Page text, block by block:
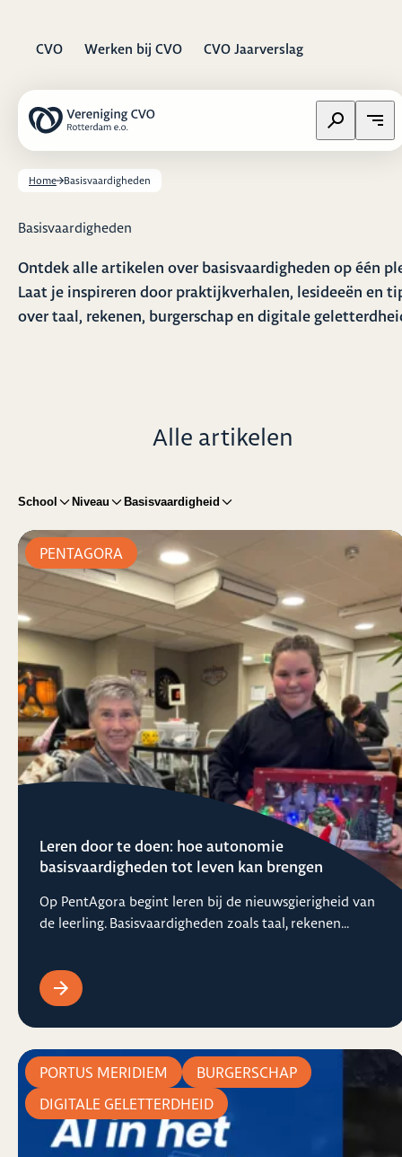
CVO Werken bij CVO CVO Jaarverslag
Zoeken op
Home Basisvaardigheden
Basisvaardigheden
Ontdek alle artikelen over basisvaardigheden op één
Laat je inspireren door praktijkverhalen, lesideeën en
over taal, rekenen, burgerschap en digitale
Alle artikelen
School Niveau Basisvaardigheid
Leren door te doen: hoe autonomie
basisvaardigheden tot leven kan brengen
Op PentAgora begint leren bij de nieuwsgierigheid van
de leerling. Basisvaardigheden zoals taal, rekenen...
PENTAGORA
PORTUS MERIDIEM
BURGERSCHAP
DIGITALE GELETTERDHEID